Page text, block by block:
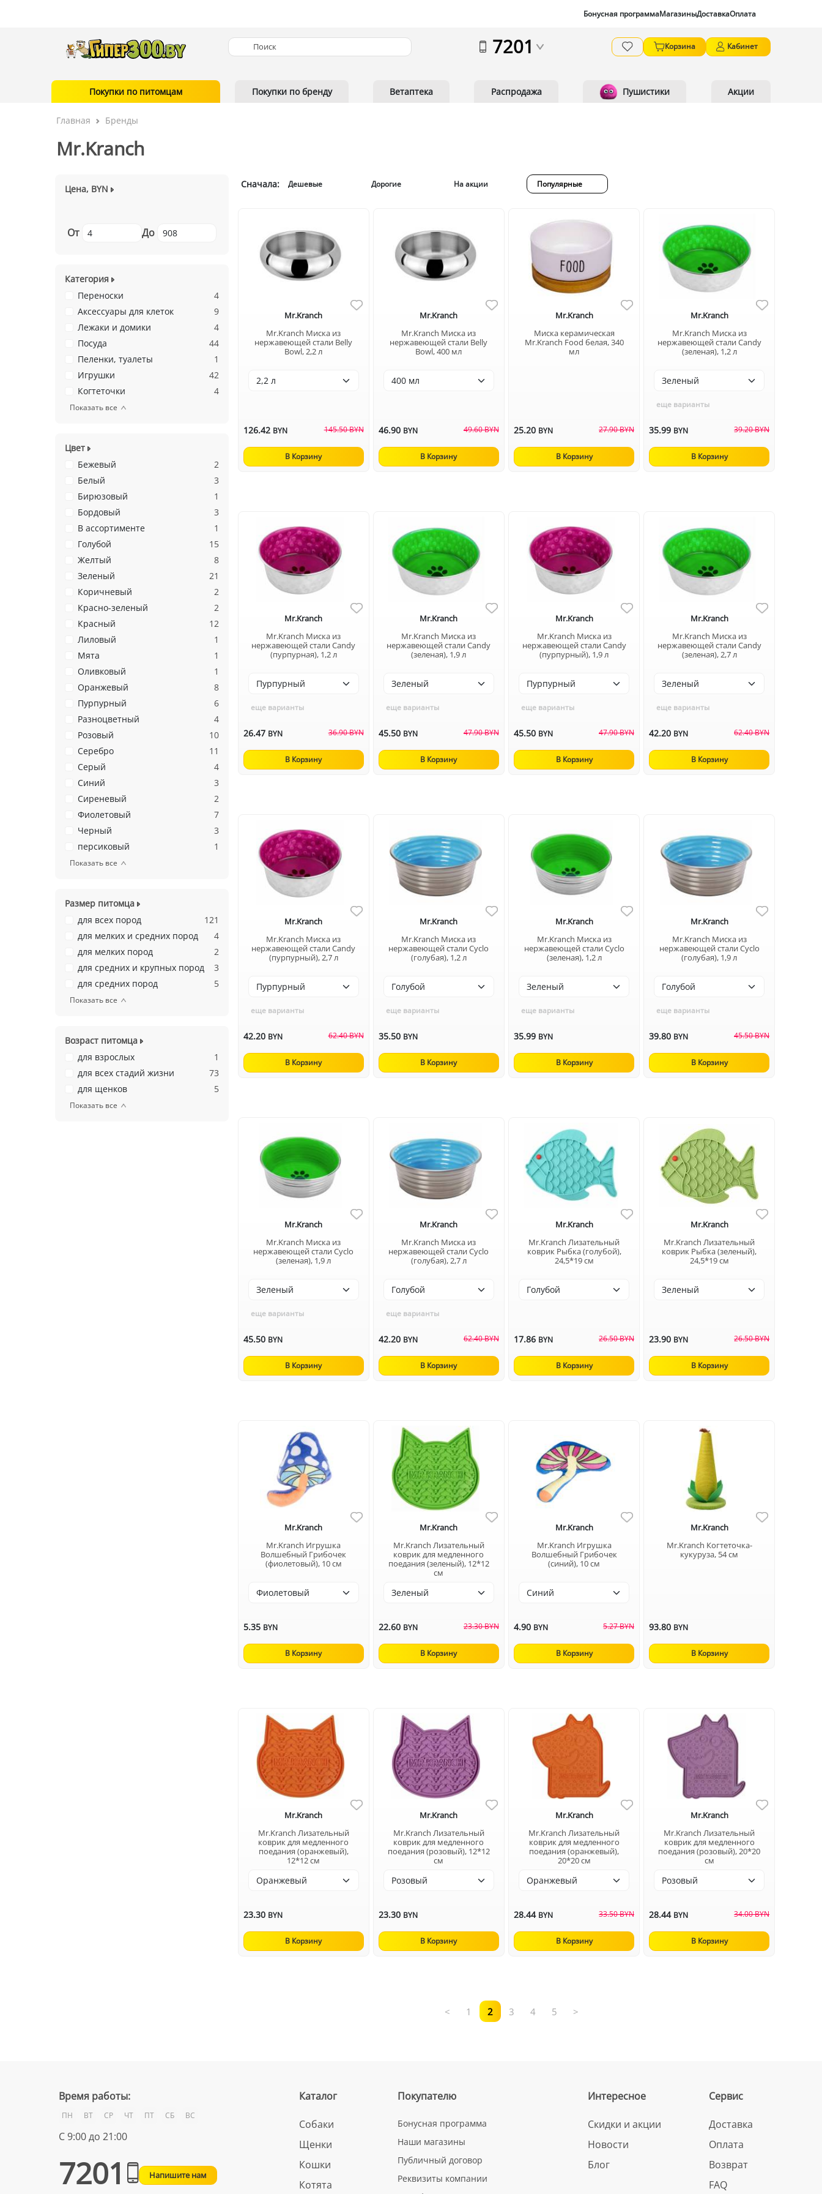
Бонусная программаМагазиныДоставкаОплата
7201 Корзина Кабинет
Покупки по питомцам Покупки по бренду Ветаптека Распродажа Пушистики Акции
Главная Бренды
Mr.Kranch
Цена, BYN
От До
Категория
Переноски
4
Аксессуары для клеток
9
Лежаки и домики
4
Посуда
44
Пеленки, туалеты
1
Игрушки
42
Когтеточки
4
Показать все
Цвет
Бежевый
2
Белый
3
Бирюзовый
1
Бордовый
3
В ассортименте
1
Голубой
15
Желтый
8
Зеленый
21
Коричневый
2
Красно-зеленый
2
Красный
12
Лиловый
1
Мята
1
Оливковый
1
Оранжевый
8
Пурпурный
6
Разноцветный
4
Розовый
10
Серебро
11
Серый
4
Синий
3
Сиреневый
2
Фиолетовый
7
Черный
3
персиковый
1
Показать все
Размер питомца
для всех пород
121
для мелких и средних пород
4
для мелких пород
2
для средних и крупных пород
3
для средних пород
5
Показать все
Возраст питомца
для взрослых
1
для всех стадий жизни
73
для щенков
5
Показать все
Сначала: Дешевые Дорогие На акции Популярные
Mr.Kranch
Mr.Kranch Миска из
нержавеющей стали Belly
Bowl, 2,2 л
126.42 BYN 145.50 BYN
В Корзину
Mr.Kranch
Mr.Kranch Миска из
нержавеющей стали Belly
Bowl, 400 мл
46.90 BYN 49.60 BYN
В Корзину
Mr.Kranch
Миска керамическая
Mr.Kranch Food белая, 340
мл
25.20 BYN 27.90 BYN
В Корзину
Mr.Kranch
Mr.Kranch Миска из
нержавеющей стали Candy
(зеленая), 1,2 л
еще варианты
35.99 BYN 39.20 BYN
В Корзину
Mr.Kranch
Mr.Kranch Миска из
нержавеющей стали Candy
(пурпурная), 1,2 л
еще варианты
26.47 BYN 36.90 BYN
В Корзину
Mr.Kranch
Mr.Kranch Миска из
нержавеющей стали Candy
(зеленая), 1,9 л
еще варианты
45.50 BYN 47.90 BYN
В Корзину
Mr.Kranch
Mr.Kranch Миска из
нержавеющей стали Candy
(пурпурный), 1,9 л
еще варианты
45.50 BYN 47.90 BYN
В Корзину
Mr.Kranch
Mr.Kranch Миска из
нержавеющей стали Candy
(зеленая), 2,7 л
еще варианты
42.20 BYN 62.40 BYN
В Корзину
Mr.Kranch
Mr.Kranch Миска из
нержавеющей стали Candy
(пурпурный), 2,7 л
еще варианты
42.20 BYN 62.40 BYN
В Корзину
Mr.Kranch
Mr.Kranch Миска из
нержавеющей стали Cyclo
(голубая), 1,2 л
еще варианты
35.50 BYN
В Корзину
Mr.Kranch
Mr.Kranch Миска из
нержавеющей стали Cyclo
(зеленая), 1,2 л
еще варианты
35.99 BYN
В Корзину
Mr.Kranch
Mr.Kranch Миска из
нержавеющей стали Cyclo
(голубая), 1,9 л
еще варианты
39.80 BYN 45.50 BYN
В Корзину
Mr.Kranch
Mr.Kranch Миска из
нержавеющей стали Cyclo
(зеленая), 1,9 л
еще варианты
45.50 BYN
В Корзину
Mr.Kranch
Mr.Kranch Миска из
нержавеющей стали Cyclo
(голубая), 2,7 л
еще варианты
42.20 BYN 62.40 BYN
В Корзину
Mr.Kranch
Mr.Kranch Лизательный
коврик Рыбка (голубой),
24,5*19 см
17.86 BYN 26.50 BYN
В Корзину
Mr.Kranch
Mr.Kranch Лизательный
коврик Рыбка (зеленый),
24,5*19 см
23.90 BYN 26.50 BYN
В Корзину
Mr.Kranch
Mr.Kranch Игрушка
Волшебный Грибочек
(фиолетовый), 10 см
5.35 BYN
В Корзину
Mr.Kranch
Mr.Kranch Лизательный
коврик для медленного
поедания (зеленый), 12*12
см
22.60 BYN 23.30 BYN
В Корзину
Mr.Kranch
Mr.Kranch Игрушка
Волшебный Грибочек
(синий), 10 см
4.90 BYN 5.27 BYN
В Корзину
Mr.Kranch
Mr.Kranch Когтеточка-
кукуруза, 54 см
93.80 BYN
В Корзину
Mr.Kranch
Mr.Kranch Лизательный
коврик для медленного
поедания (оранжевый),
12*12 см
23.30 BYN
В Корзину
Mr.Kranch
Mr.Kranch Лизательный
коврик для медленного
поедания (розовый), 12*12
см
23.30 BYN
В Корзину
Mr.Kranch
Mr.Kranch Лизательный
коврик для медленного
поедания (оранжевый),
20*20 см
28.44 BYN 33.50 BYN
В Корзину
Mr.Kranch
Mr.Kranch Лизательный
коврик для медленного
поедания (розовый), 20*20
см
28.44 BYN 34.00 BYN
В Корзину
< 1 2 3 4 5 >
Время работы:
ПН ВТ СР ЧТ ПТ СБ ВС
С 9:00 до 21:00
7201 Напишите нам
Каталог
Собаки
Щенки
Кошки
Котята
Покупателю
Бонусная программа
Наши магазины
Публичный договор
Реквизиты компании
Интересное
Скидки и акции
Новости
Блог
Сервис
Доставка
Оплата
Возврат
FAQ